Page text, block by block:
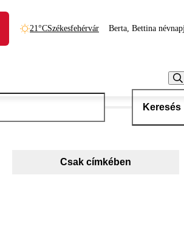
21°CSzékesfehérvár Berta, Bettina
Keresés
Csak címkében